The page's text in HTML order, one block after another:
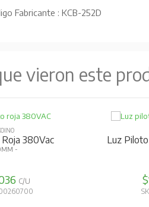
Fabricante : KCB-252D
vieron este
380Vac
-
C/U
Luz